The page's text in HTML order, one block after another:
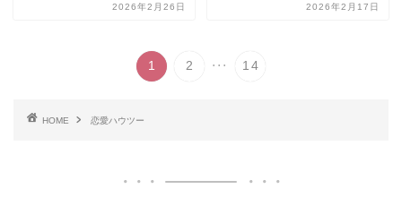
2026年2月26日 2026年2月17日
1 2 ... 14
HOME 恋愛ハウツー